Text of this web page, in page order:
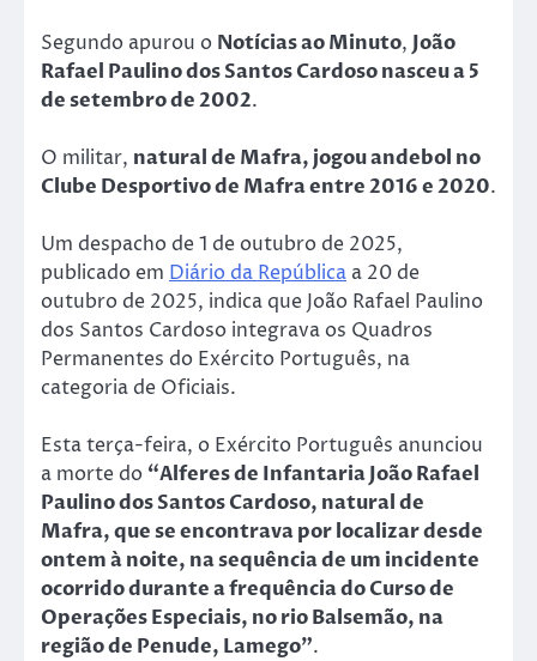
Segundo apurou o Notícias ao Minuto, João
Rafael Paulino dos Santos Cardoso nasceu a 5
de setembro de 2002.
O militar, natural de Mafra, jogou andebol no
Clube Desportivo de Mafra entre 2016 e 2020.
Um despacho de 1 de outubro de 2025,
publicado em Diário da República a 20 de
outubro de 2025, indica que João Rafael Paulino
dos Santos Cardoso integrava os Quadros
Permanentes do Exército Português, na
categoria de Oficiais.
Esta terça-feira, o Exército Português anunciou
a morte do “Alferes de Infantaria João Rafael
Paulino dos Santos Cardoso, natural de
Mafra, que se encontrava por localizar desde
ontem à noite, na sequência de um incidente
ocorrido durante a frequência do Curso de
Operações Especiais, no rio Balsemão, na
região de Penude, Lamego”.